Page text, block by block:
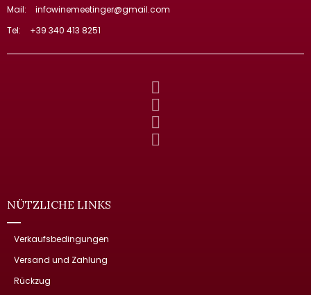
Mail:
infowinemeetinger@gmail.com
Tel:
+39 340 413 8251
NÜTZLICHE LINKS
Verkaufsbedingungen
Versand und Zahlung
Rückzug